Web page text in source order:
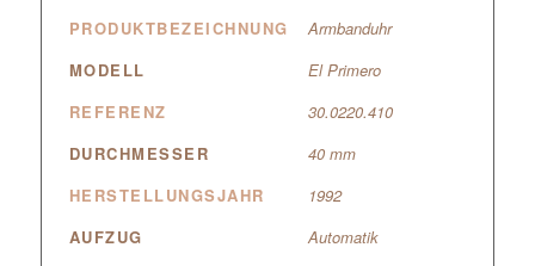
PRODUKTBEZEICHNUNG
Armbanduhr
MODELL
El Primero
REFERENZ
30.0220.410
DURCHMESSER
40 mm
HERSTELLUNGSJAHR
1992
AUFZUG
Automatik